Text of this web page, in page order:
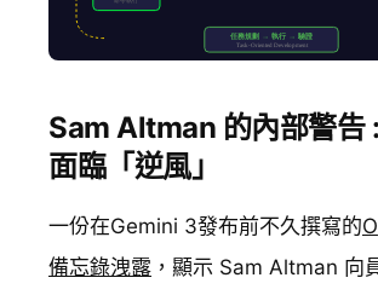
Sam Altman 的內部警告
面臨「逆風」
一份在Gemini 3發布前不久撰寫的
備忘錄洩露 ，顯示 Sam Altman 向